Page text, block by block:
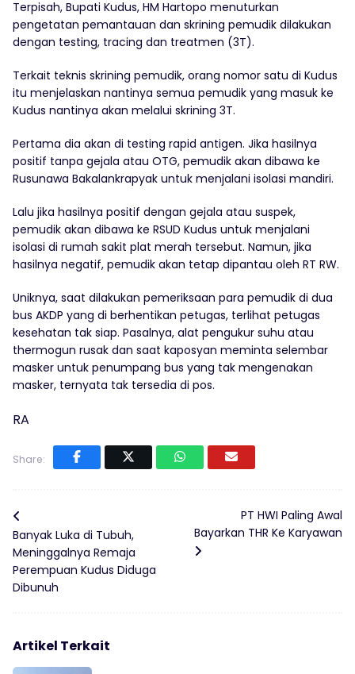
Terpisah, Bupati Kudus, HM Hartopo menuturkan
pengetatan pemantauan dan skrining pemudik dilakukan
dengan testing, tracing dan treatmen (3T).
Terkait teknis skrining pemudik, orang nomor satu di Kudus
itu menjelaskan nantinya semua pemudik yang masuk ke
Kudus nantinya akan melalui skrining 3T.
Pertama dia akan di testing rapid antigen. Jika hasilnya
positif tanpa gejala atau OTG, pemudik akan dibawa ke
Rusunawa Bakalankrapyak untuk menjalani isolasi mandiri.
Lalu jika hasilnya positif dengan gejala atau suspek,
pemudik akan dibawa ke RSUD Kudus untuk menjalani
isolasi di rumah sakit plat merah tersebut. Namun, jika
hasilnya negatif, pemudik akan tetap dipantau oleh RT RW.
Uniknya, saat dilakukan pemeriksaan para pemudik di dua
bus AKDP yang di berhentikan petugas, terlihat petugas
kesehatan tak siap. Pasalnya, alat pengukur suhu atau
thermogun rusak dan saat kaposyan meminta selembar
masker untuk penumpang bus yang tak mengenakan
masker, ternyata tak tersedia di pos.
RA
Share:
Banyak Luka di Tubuh,
Meninggalnya Remaja
Perempuan Kudus Diduga
Dibunuh
PT HWI Paling Awal
Bayarkan THR Ke Karyawan
Artikel Terkait